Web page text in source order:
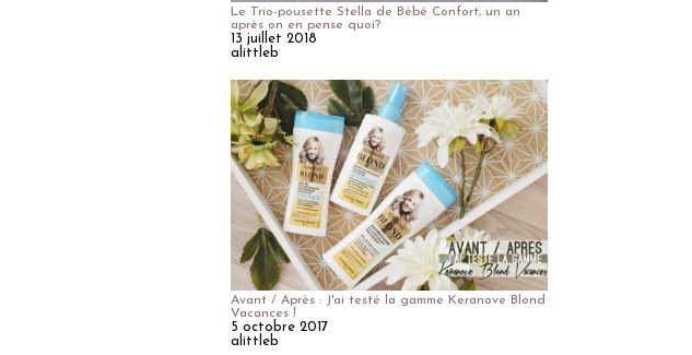
Le Trio-pousette Stella de Bébé Confort, un an
après on en pense quoi?
13 juillet 2018
alittleb
Avant / Après : J'ai testé la gamme Keranove Blond
Vacances !
5 octobre 2017
alittleb